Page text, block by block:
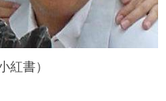
紅書）